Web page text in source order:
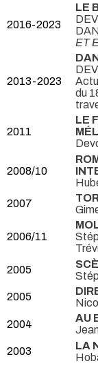
2016-2023
LE
ET
2013-2023
du
2011
LE
2008/10
2007
2006/11
2005
2005
2004
AU
2003
LA